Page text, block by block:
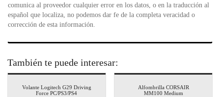
comunica al proveedor cualquier error en los datos, o en la traducción al
español que localiza, no podemos dar fe de la completa veracidad o
corrección de esta información.
También te puede interesar:
Volante Logitech G29 Driving
Force PC/PS3/PS4
Alfombrilla CORSAIR
MM100 Medium